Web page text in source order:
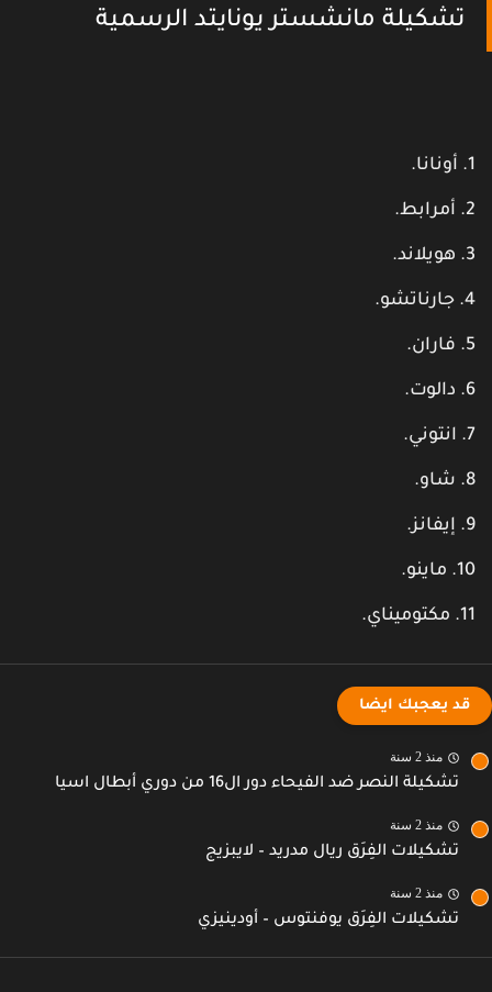
تشكيلة مانشستر يونايتد الرسمية
أونانا.
أمرابط.
هويلاند.
جارناتشو.
فاران.
دالوت.
انتوني.
شاو.
إيفانز.
ماينو.
مكتوميناي.
قد يعجبك ايضا
منذ 2 سنة
تشكيلة النصر ضد الفيحاء دور ال16 من دوري أبطال اسيا
منذ 2 سنة
تشكيلات الفِرَق ريال مدريد – لايبزيج
منذ 2 سنة
تشكيلات الفِرَق يوفنتوس – أودينيزي